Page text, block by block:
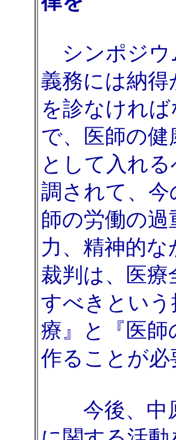
シンポジウ
義務には納
を診なけれ
で、医師の
として入れ
調されて、
師の労働の
力、精神的
裁判は、医
すべきとい
療』と『医師
作ることが
今後、中原